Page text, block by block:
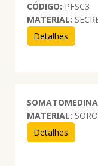
CÓDIGO: PFSC3
MATERIAL:
Detalhes
MATERIAL:
Detalhes